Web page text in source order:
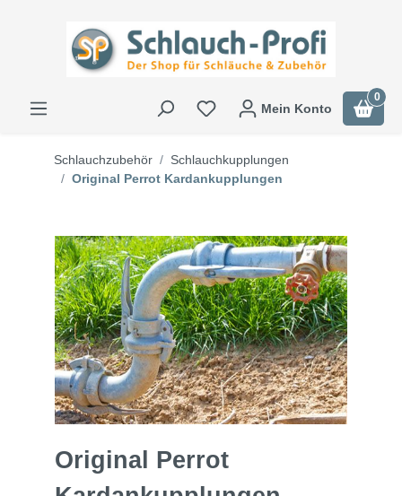
Mein Konto
0
Schlauchzubehör
Schlauchkupplungen
Original Perrot Kardankupplungen
Original Perrot